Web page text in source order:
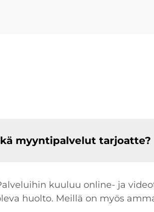
myyntipalvelut tarjoatte?
kuuluu online- ja
huolto. Meillä on myös